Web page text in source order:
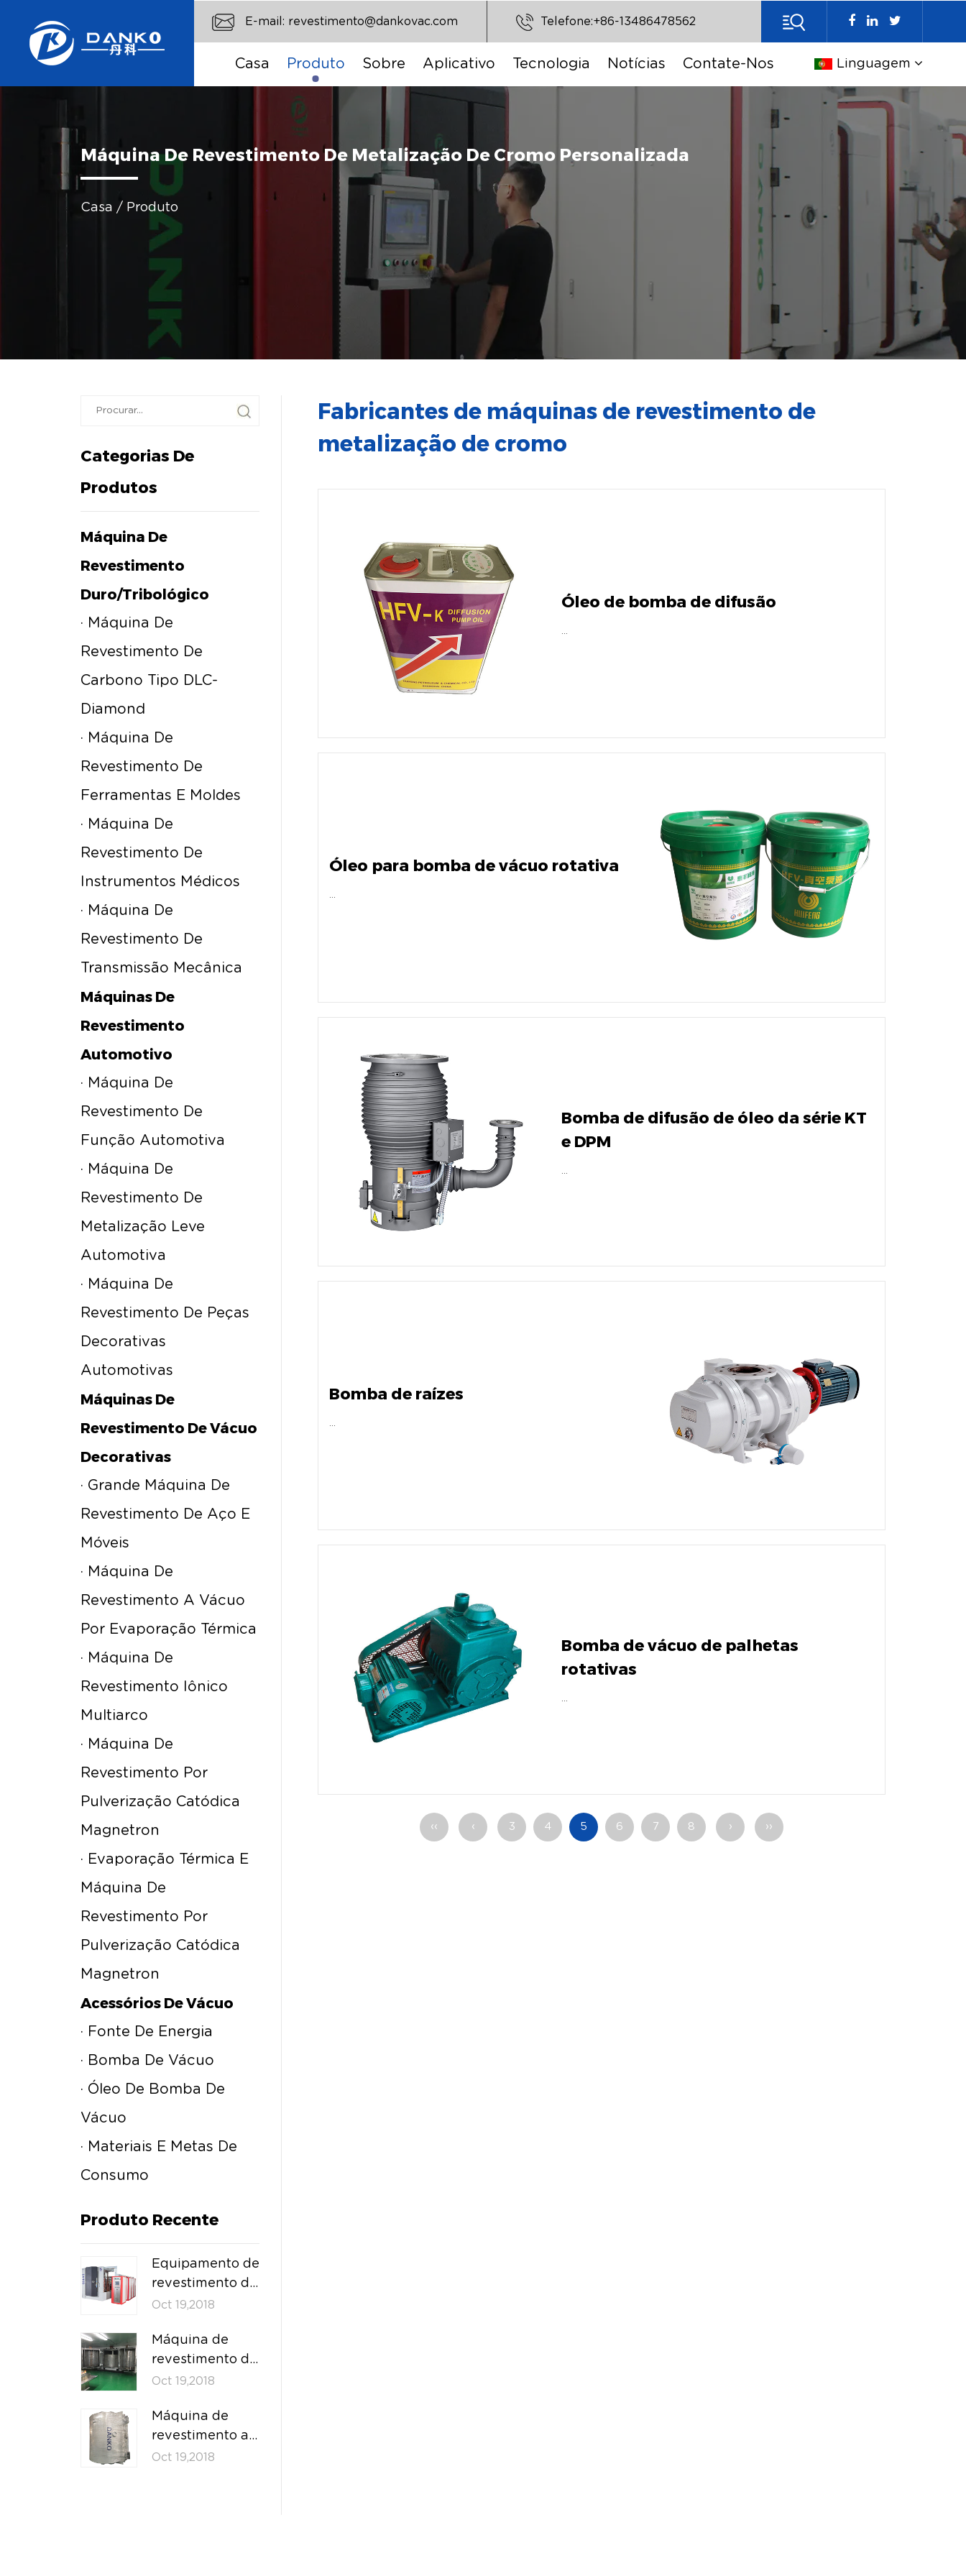
E-mail: revestimento@dankovac.com Telefone:+86-13486478562
Casa Produto Sobre Aplicativo Tecnologia Notícias Contate-Nos Linguagem
Máquina De Revestimento De Metalização De Cromo Personalizada
Casa / Produto
Categorias De
Produtos
Máquina De
Revestimento
Duro/tribológico
· Máquina De
Revestimento De
Carbono Tipo DLC-
Diamond
· Máquina De
Revestimento De
Ferramentas E Moldes
· Máquina De
Revestimento De
Instrumentos Médicos
· Máquina De
Revestimento De
Transmissão Mecânica
Máquinas De
Revestimento
Automotivo
· Máquina De
Revestimento De
Função Automotiva
· Máquina De
Revestimento De
Metalização Leve
Automotiva
· Máquina De
Revestimento De Peças
Decorativas
Automotivas
Máquinas De
Revestimento De Vácuo
Decorativas
· Grande Máquina De
Revestimento De Aço E
Móveis
· Máquina De
Revestimento A Vácuo
Por Evaporação Térmica
· Máquina De
Revestimento Iônico
Multiarco
· Máquina De
Revestimento Por
Pulverização Catódica
Magnetron
· Evaporação Térmica E
Máquina De
Revestimento Por
Pulverização Catódica
Magnetron
Acessórios De Vácuo
· Fonte De Energia
· Bomba De Vácuo
· Óleo De Bomba De
Vácuo
· Materiais E Metas De
Consumo
Produto Recente
Equipamento de
revestimento de
íons de plasma
Oct 19,2018
Máquina de
revestimento de
filme decorativo
de portas
duplas
Oct 19,2018
Máquina de
revestimento a
vácuo para
Oct 19,2018
Fabricantes de máquinas de revestimento de
metalização de cromo
Óleo de bomba de difusão
Óleo para bomba de vácuo rotativa
Bomba de difusão de óleo da série KT
e DPM
Bomba de raízes
Bomba de vácuo de palhetas
rotativas
...
‹‹ ‹ 3 4 5 6 7 8 › ››